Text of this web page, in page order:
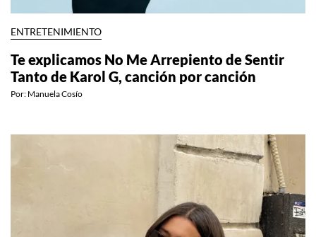
ENTRETENIMIENTO
Te explicamos No Me Arrepiento de Sentir
Tanto de Karol G, canción por canción
Por: Manuela Cosío